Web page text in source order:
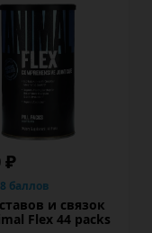
₽
баллов
и связок
Flex 44 packs